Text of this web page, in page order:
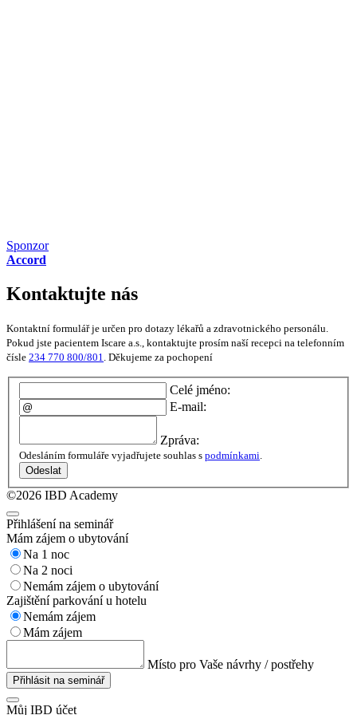
Sponzor
Accord
Kontaktujte nás
Kontaktní formulář je určen pro dotazy lékařů a zdravotnického personálu.
Pokud jste pacientem Iscare a.s., kontaktujte prosím naší recepci na telefonním
čísle 234 770 800/801 . Děkujeme za pochopení
Celé jméno:
E-mail:
Zpráva:
Odesláním formuláře vyjadřujete souhlas s podmínkami.
Odeslat
©2026 IBD Academy
Přihlášení na seminář
Mám zájem o ubytování
Na 1 noc
Na 2 noci
Nemám zájem o ubytování
Zajištění parkování u hotelu
Nemám zájem
Mám zájem
Místo pro Vaše návrhy / postřehy
Přihlásit na seminář
Můj IBD účet